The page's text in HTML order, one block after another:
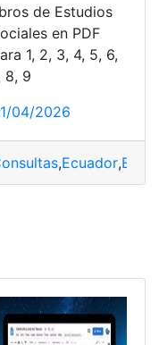
de Estudios
en PDF
1, 2, 3, 4, 5, 6,
8, 9
04/2026
,Ecuador,